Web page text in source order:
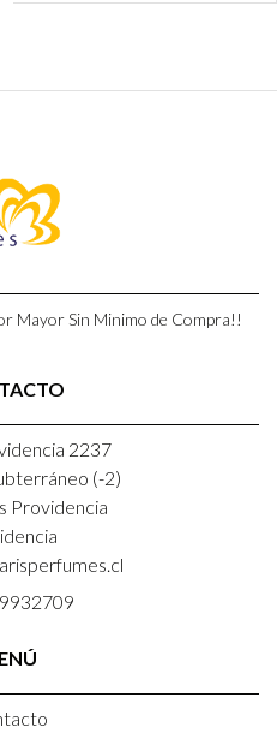
Mayor Sin Minimo de Compra!!
2237
(-2)
Providencia